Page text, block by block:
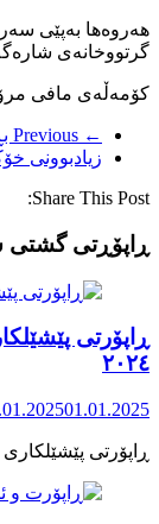
هەروەها بەپێی
گرتووخانەی
کۆمەڵەی مافی
← Previous
زیادبوونی
Share This Post:
ڕاپۆڕتی گشتی
ڕاپۆرتی
٢٠٢٤
01.01.2025